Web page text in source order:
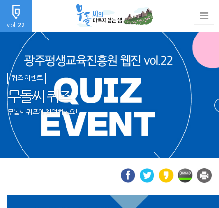
vol. 22
퀴즈 이벤트
무돌씨 퀴즈
무돌씨 퀴즈에 참여하세요!